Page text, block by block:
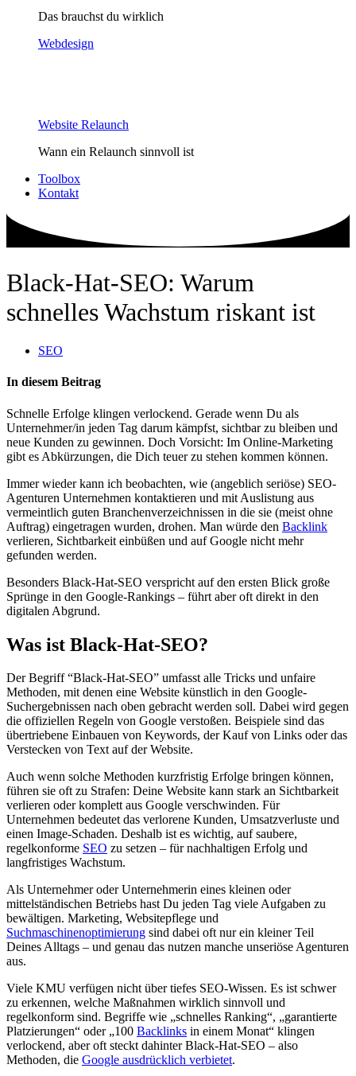
Das brauchst du wirklich
Webdesign
Website Relaunch
Wann ein Relaunch sinnvoll ist
Toolbox
Kontakt
Black-Hat-SEO: Warum
schnelles Wachstum riskant ist
SEO
In diesem Beitrag
Schnelle Erfolge klingen verlockend. Gerade wenn Du als
Unternehmer/in jeden Tag darum kämpfst, sichtbar zu bleiben und
neue Kunden zu gewinnen. Doch Vorsicht: Im Online-Marketing
gibt es Abkürzungen, die Dich teuer zu stehen kommen können.
Immer wieder kann ich beobachten, wie (angeblich seriöse) SEO-
Agenturen Unternehmen kontaktieren und mit Auslistung aus
vermeintlich guten Branchenverzeichnissen in die sie (meist ohne
Auftrag) eingetragen wurden, drohen. Man würde den Backlink
verlieren, Sichtbarkeit einbüßen und auf Google nicht mehr
gefunden werden.
Besonders Black-Hat-SEO verspricht auf den ersten Blick große
Sprünge in den Google-Rankings – führt aber oft direkt in den
digitalen Abgrund.
Was ist Black-Hat-SEO?
Der Begriff “Black-Hat-SEO” umfasst alle Tricks und unfaire
Methoden, mit denen eine Website künstlich in den Google-
Suchergebnissen nach oben gebracht werden soll. Dabei wird gegen
die offiziellen Regeln von Google verstoßen. Beispiele sind das
übertriebene Einbauen von Keywords, der Kauf von Links oder das
Verstecken von Text auf der Website.
Auch wenn solche Methoden kurzfristig Erfolge bringen können,
führen sie oft zu Strafen: Deine Website kann stark an Sichtbarkeit
verlieren oder komplett aus Google verschwinden. Für
Unternehmen bedeutet das verlorene Kunden, Umsatzverluste und
einen Image-Schaden. Deshalb ist es wichtig, auf saubere,
regelkonforme SEO zu setzen – für nachhaltigen Erfolg und
langfristiges Wachstum.
Als Unternehmer oder Unternehmerin eines kleinen oder
mittelständischen Betriebs hast Du jeden Tag viele Aufgaben zu
bewältigen. Marketing, Websitepflege und
Suchmaschinenoptimierung sind dabei oft nur ein kleiner Teil
Deines Alltags – und genau das nutzen manche unseriöse Agenturen
aus.
Viele KMU verfügen nicht über tiefes SEO-Wissen. Es ist schwer
zu erkennen, welche Maßnahmen wirklich sinnvoll und
regelkonform sind. Begriffe wie „schnelles Ranking“, „garantierte
Platzierungen“ oder „100 Backlinks in einem Monat“ klingen
verlockend, aber oft steckt dahinter Black-Hat-SEO – also
Methoden, die Google ausdrücklich verbietet.